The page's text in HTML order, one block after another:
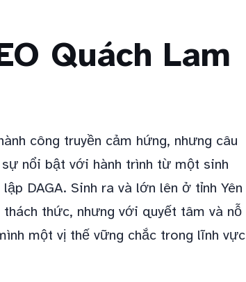
Quách Lam
công truyền cảm hứng, nhưng câu
nổi bật với hành trình từ một sinh
DAGA. Sinh ra và lớn lên ở tỉnh Yên
thức, nhưng với quyết tâm và nỗ
một vị thế vững chắc trong lĩnh vực